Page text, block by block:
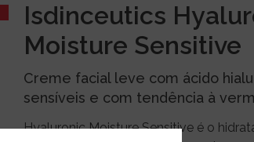
Isdinceutics
Moisture Sensitive
Creme facial leve com ácido
sensíveis e com tendência à
Hyaluronic Moisture Sensitive é o